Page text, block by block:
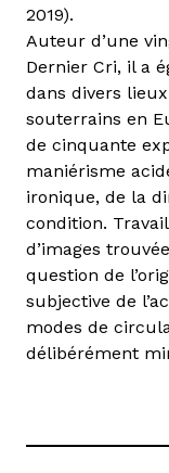
2019).
Auteur d’une
Dernier Cri, il a
dans divers
souterrains en
de cinquante
maniérisme
ironique, de la
condition.
d’images
question de
subjective de
modes de
délibérément